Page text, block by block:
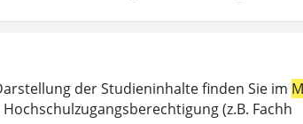
der Studieninhalte finden Sie im
(z.B. Fachh